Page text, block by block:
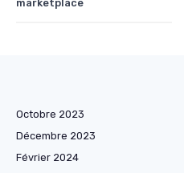
marketplace
Octobre 2023
Décembre 2023
Février 2024